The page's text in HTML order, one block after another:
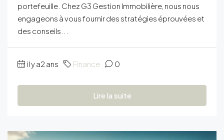
portefeuille. Chez G3 Gestion Immobilière, nous nous
engageons à vous fournir des stratégies éprouvées et
des conseils...
il y a2 ans Finance 0
Lire la suite